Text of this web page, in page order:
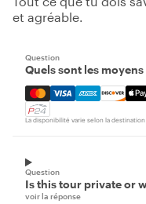
et agréable.
Question
Quels sont les
Mastercard, Visa,
La disponibilité varie selon la destination
Question
Is this tour private or
voir la réponse